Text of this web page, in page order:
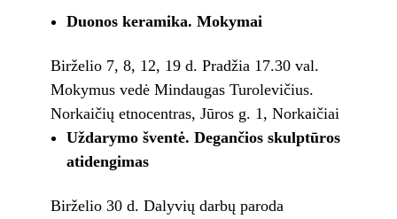
Duonos keramika. Mokymai
Birželio 7, 8, 12, 19 d. Pradžia 17.30 val.
Mokymus vedė Mindaugas Turolevičius.
Norkaičių etnocentras, Jūros g. 1, Norkaičiai
Uždarymo šventė. Degančios skulptūros
atidengimas
Birželio 30 d. Dalyvių darbų paroda